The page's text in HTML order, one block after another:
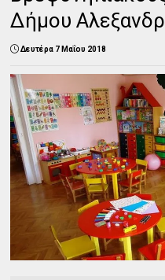
Δήμου
Δευτέρα 7 Μαΐου 2018